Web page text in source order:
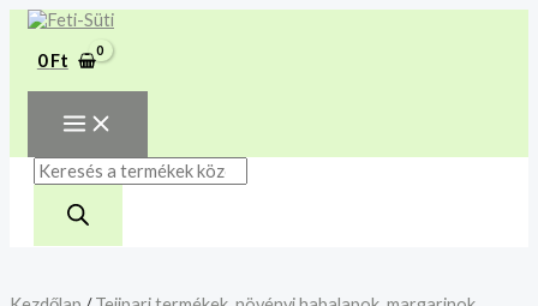
Skip
content
0Ft
MAIN
MENU
Products
search
A mélyhűtött termékeket
csakis saját felelősségre
adjuk át futárszolgálatnak,
tekintettel a feloldási időre.